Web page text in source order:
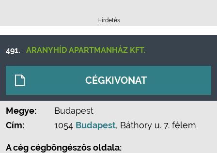
Hirdetés
491. ARANYHÍD APARTMANHÁZ KFT.
CÉGKIVONAT
Megye:
Budapest
Cím:
1054 Budapest, Báthory u. 7. félem
A cég cégböngészős oldala: